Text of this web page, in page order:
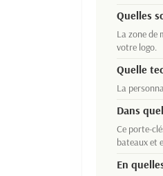
Quelles
La zone de
votre logo.
Quelle
La
Dans
Ce porte-
bateaux et
En